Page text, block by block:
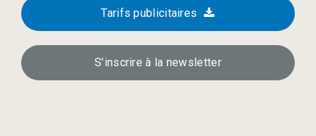
Tarifs publicitaires
S’inscrire à la newsletter